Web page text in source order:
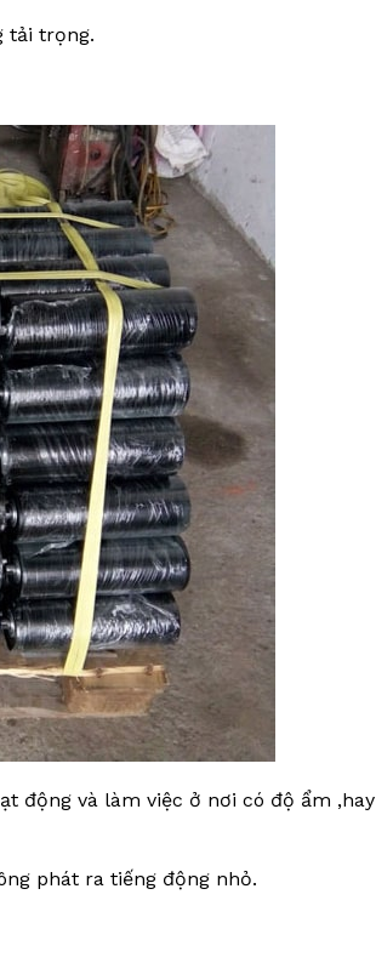
tải trọng.
động và làm việc ở nơi có độ ẩm ,hay
phát ra tiếng động nhỏ.